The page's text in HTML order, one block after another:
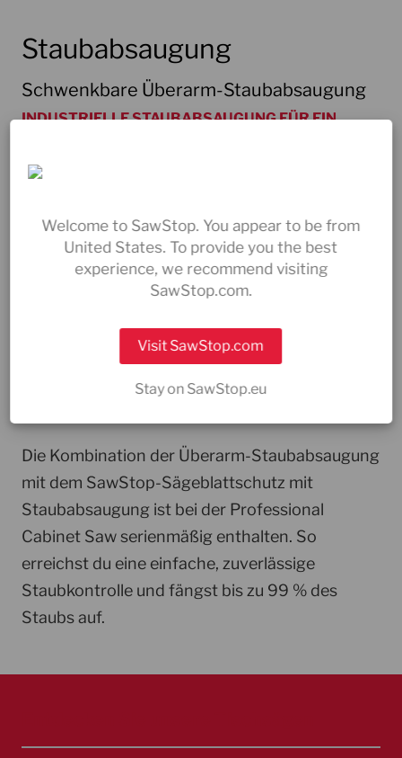
Staubabsaugung
Schwenkbare Überarm-Staubabsaugung
INDUSTRIELLE STAUBABSAUGUNG FÜR EIN
Dieser robuste 100 mm Überarm sorgt für
Tischoberfläche – sowohl bei
Standardschnitten als auch bei nicht
vollständigen Schnitten. Für den sicheren
Überarm-Staubabsaugung
Die Kombination der Überarm-Staubabsaugung
mit dem SawStop-Sägeblattschutz mit
Staubabsaugung ist bei der Professional
Cabinet Saw serienmäßig enthalten. So
erreichst du eine einfache, zuverlässige
Staubkontrolle und fängst bis zu 99 % des
Staubs auf.
Welcome to SawStop. You appear to be from
United States. To provide you the best
experience, we recommend visiting
SawStop.com.
Visit SawStop.com
Stay on SawStop.eu